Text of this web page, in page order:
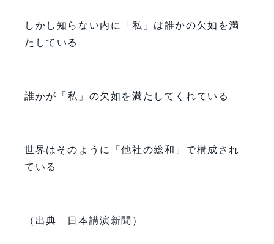
しかし知らない内に「私」は誰かの欠如を満
たしている
誰かが「私」の欠如を満たしてくれている
世界はそのように「他社の総和」で構成され
ている
（出典 日本講演新聞）